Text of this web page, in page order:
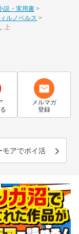
説・実用書
ルノベルス
上
メルマガ
登録
モアでポイ活